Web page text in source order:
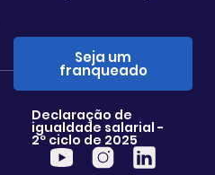
Seja um
franqueado
Declaração de
igualdade salarial -
2º ciclo de 2025